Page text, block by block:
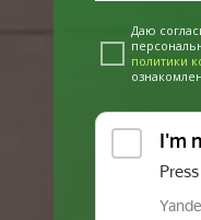
Даю
политики
ознакомлен